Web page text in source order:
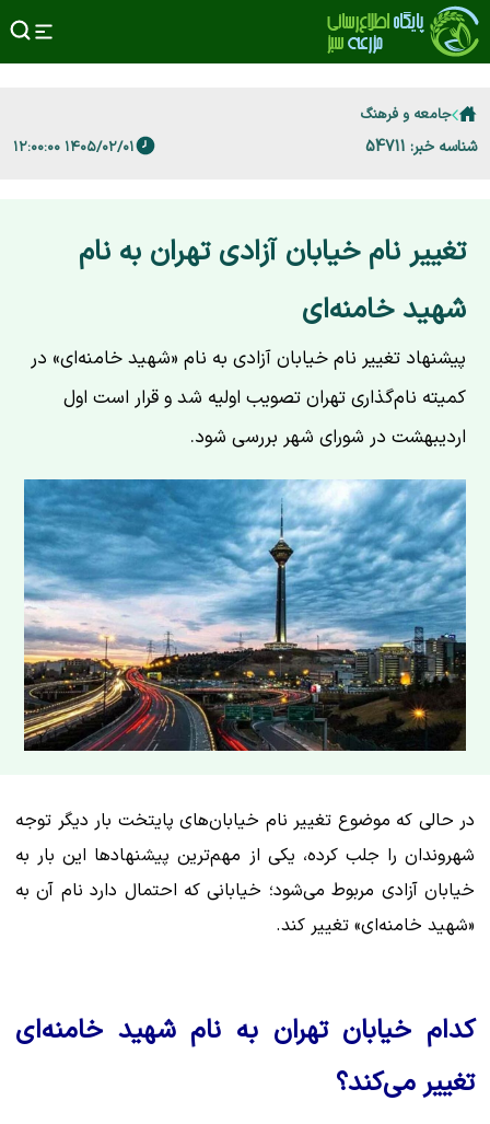
جامعه و فرهنگ
شناسه خبر: 54711 ۱۴۰۵/۰۲/۰۱ ۱۲:۰۰:۰۰
تغییر نام خیابان آزادی تهران به نام
شهید خامنه‌ای
پیشنهاد تغییر نام خیابان آزادی به نام «شهید خامنه‌ای» در
کمیته نام‌گذاری تهران تصویب اولیه شد و قرار است اول
اردیبهشت در شورای شهر بررسی شود.
در حالی که موضوع تغییر نام خیابان‌های پایتخت بار دیگر توجه
شهروندان را جلب کرده، یکی از مهم‌ترین پیشنهادها این بار به
خیابان آزادی مربوط می‌شود؛ خیابانی که احتمال دارد نام آن به
«شهید خامنه‌ای» تغییر کند.
کدام خیابان تهران به نام شهید خامنه‌ای
تغییر می‌کند؟